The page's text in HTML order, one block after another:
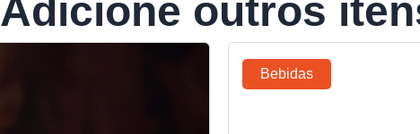
Adicione outros
Bebidas